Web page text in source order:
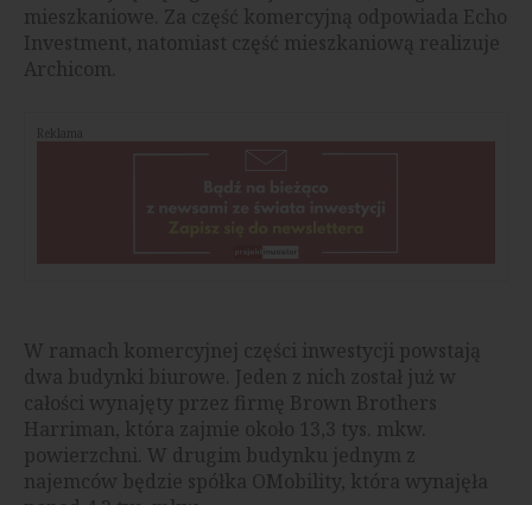
mieszkaniowe. Za część komercyjną odpowiada Echo
Investment, natomiast część mieszkaniową realizuje
Archicom.
Reklama
W ramach komercyjnej części inwestycji powstają
dwa budynki biurowe. Jeden z nich został już w
całości wynajęty przez firmę Brown Brothers
Harriman, która zajmie około 13,3 tys. mkw.
powierzchni. W drugim budynku jednym z
najemców będzie spółka OMobility, która wynajęła